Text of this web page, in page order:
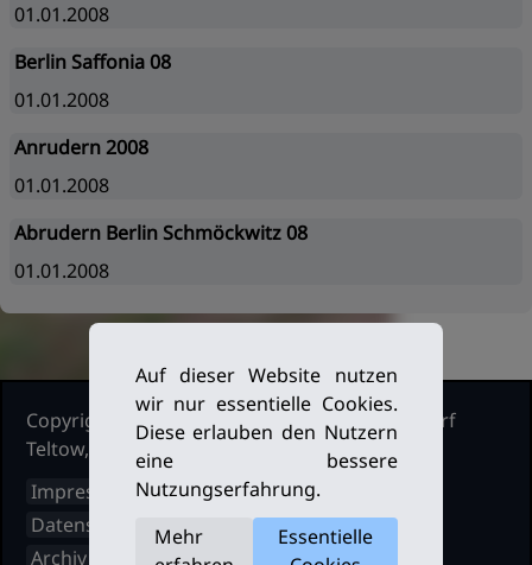
01.01.2008
Berlin Saffonia 08
01.01.2008
Anrudern 2008
01.01.2008
Abrudern Berlin Schmöckwitz 08
01.01.2008
Copyright Ruderclub Kleinmachnow Stahnsdorf
Teltow, 2026. Alle Rechte vorbehalten.
Impressum
Datenschutz
Archiv
Auf dieser Website nutzen
wir nur essentielle Cookies.
Diese erlauben den Nutzern
eine bessere
Nutzungserfahrung.
Mehr
Essentielle